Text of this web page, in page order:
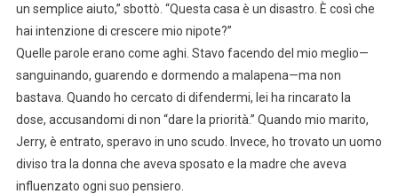
un semplice aiuto,” sbottò. “Questa casa è un disastro. È così che
hai intenzione di crescere mio nipote?”
Quelle parole erano come aghi. Stavo facendo del mio meglio—
sanguinando, guarendo e dormendo a malapena—ma non
bastava. Quando ho cercato di difendermi, lei ha rincarato la
dose, accusandomi di non “dare la priorità.” Quando mio marito,
Jerry, è entrato, speravo in uno scudo. Invece, ho trovato un uomo
diviso tra la donna che aveva sposato e la madre che aveva
influenzato ogni suo pensiero.